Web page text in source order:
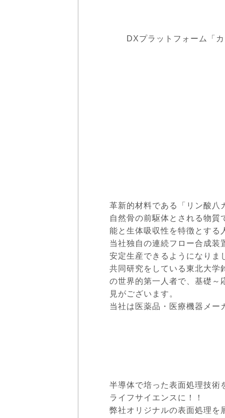
DXプラットフォーム「カン
革新的材料である「リン酸八
自然骨の前駆体とされる物質
能と生体吸収性を特徴とする
当社独自の連続フロー合成装
安定生産できるようになりま
共同研究をしている東北大学
の世界的第一人者で、基礎～
見がございます。
当社は医薬品・医療機器メー
半導体で培った表面処理技術
ライフサイエンスに！！
弊社オリジナルの表面処理を